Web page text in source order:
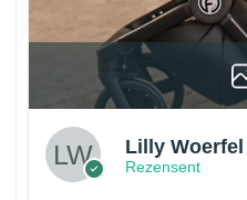
Lilly Woerfel
Rezensent